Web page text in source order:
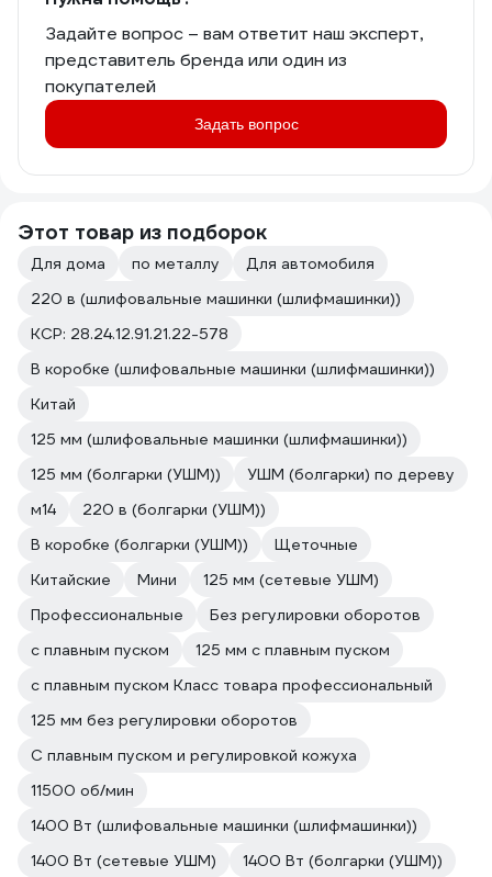
по качеству + двухрядный алмазный
зачистной диск (тоже DeWalt).
Записал видео
https://www.youtube.com/watch?
v=HlWgNce7Beg
продолжительной зачистки стен.
В будущем докуплю аккумуляторную
болгарку DeWalt под строительство
дома и работы в полях:)
Считаю УШМ самым опасным
инструментом (!), при этом поражаюсь
пользуются, мол, это же болгарка.
Всегда использовать очки,
жалейте денег на качественный
защитами. Пальцы пришивать и
лечиться дороже, ну или окалины из
ходить не надо, мои знакомые и
родственники лично получали травмы.
Хотелось бы, чтобы травматизм
снизился. Эта болгарка + следование
раз для снижения травматизма.
пришел, забрал, сразу можно
работать. № 2104-274705-35793
Задайте вопрос – вам ответит наш эксперт,
представитель бренда или один из
покупателей
Задать вопрос
Этот товар из подборок
Для дома по металлу
Для автомобиля
220 в (шлифовальные машинки (шлифмашинки))
КСР: 28.24.12.91.21.22-578
В коробке (шлифовальные машинки (шлифмашинки))
Китай
125 мм (шлифовальные машинки (шлифмашинки))
125 мм (болгарки (УШМ))
УШМ (болгарки) по дереву
м14
220 в (болгарки (УШМ))
В коробке (болгарки (УШМ))
Щеточные
Китайские
Мини
125 мм (сетевые УШМ)
Профессиональные
Без регулировки оборотов
с плавным пуском
125 мм с плавным пуском
с плавным пуском Класс товара профессиональный
125 мм без регулировки оборотов
С плавным пуском и регулировкой кожуха
11500 об/мин
1400 Вт (шлифовальные машинки (шлифмашинки))
1400 Вт (сетевые УШМ)
1400 Вт (болгарки (УШМ))